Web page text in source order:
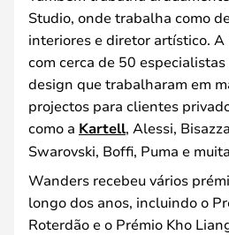
Studio, onde trabalha como
interiores e diretor artístico.
com cerca de 50
design que trabalharam em
projectos para clientes
como a Kartell, Alessi,
Swarovski, Boffi, Puma e
Wanders recebeu vários
longo dos anos, incluindo o
Roterdão e o Prémio Kho